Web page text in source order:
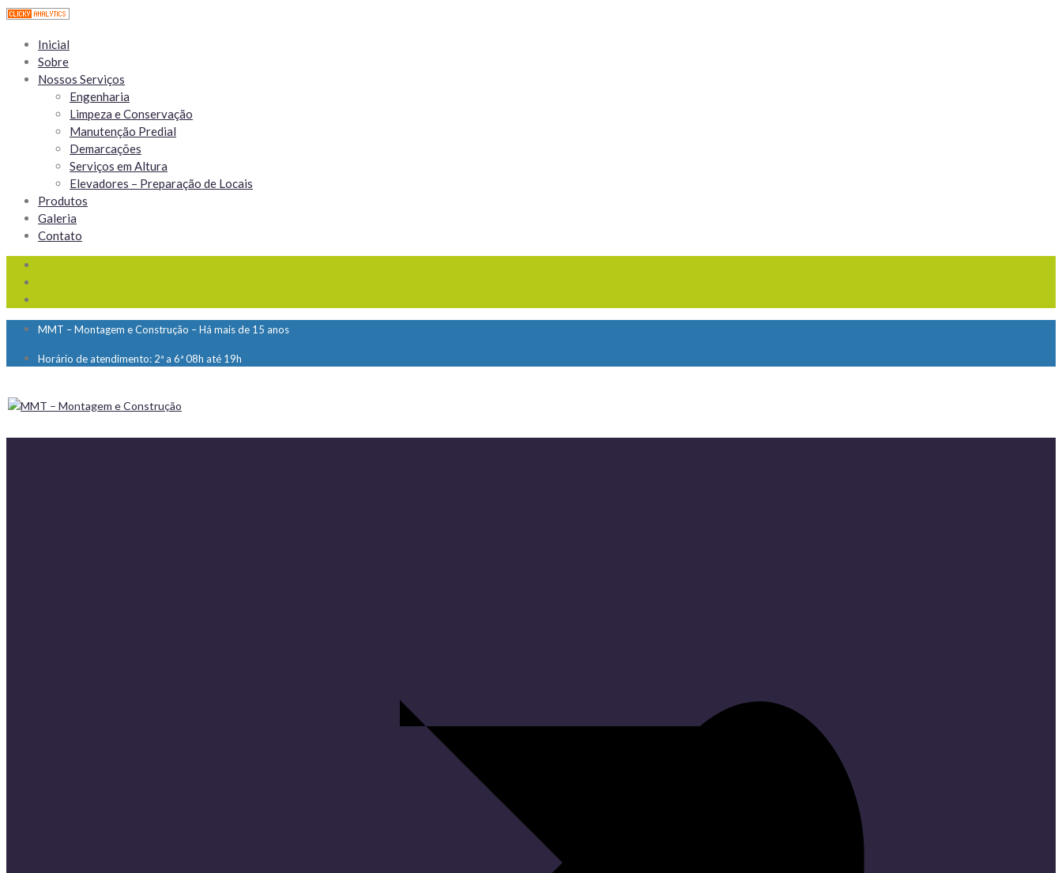
Inicial
Sobre
Nossos Serviços
Engenharia
Limpeza e Conservação
Manutenção Predial
Demarcações
Serviços em Altura
Elevadores – Preparação de Locais
Produtos
Galeria
Contato
MMT – Montagem e Construção – Há mais de 15 anos
Horário de atendimento: 2ª a 6ª 08h até 19h